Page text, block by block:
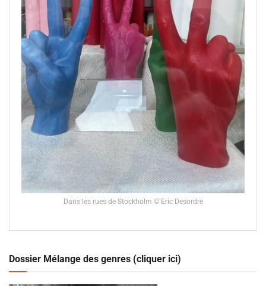
Dans les rues de Stockholm © Eric Desordre
Dossier Mélange des genres (cliquer ici)